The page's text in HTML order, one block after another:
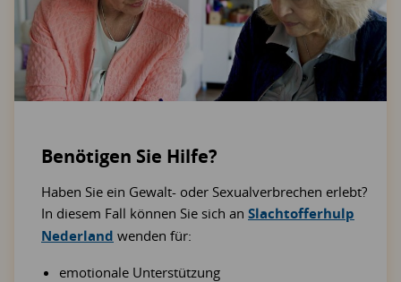
Benötigen Sie Hilfe?
Haben Sie ein Gewalt- oder Sexualverbrechen erlebt?
In diesem Fall können Sie sich an Slachtofferhulp
Nederland wenden für:
emotionale Unterstützung